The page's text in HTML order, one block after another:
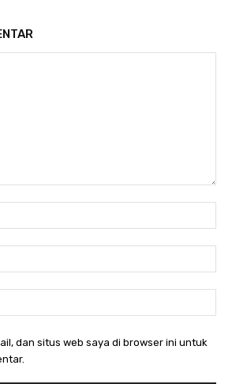
dan situs web saya di browser ini untuk